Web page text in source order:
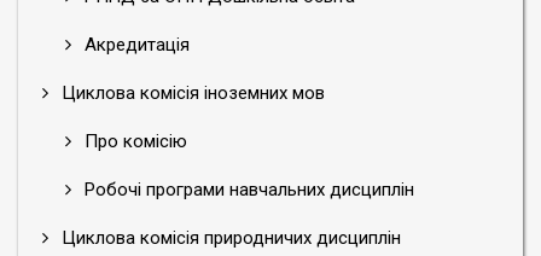
Акредитація
Циклова комісія іноземних мов
Про комісію
Робочі програми навчальних дисциплін
Циклова комісія природничих дисциплін